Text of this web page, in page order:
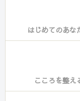
はじめてのあな
こころを整え